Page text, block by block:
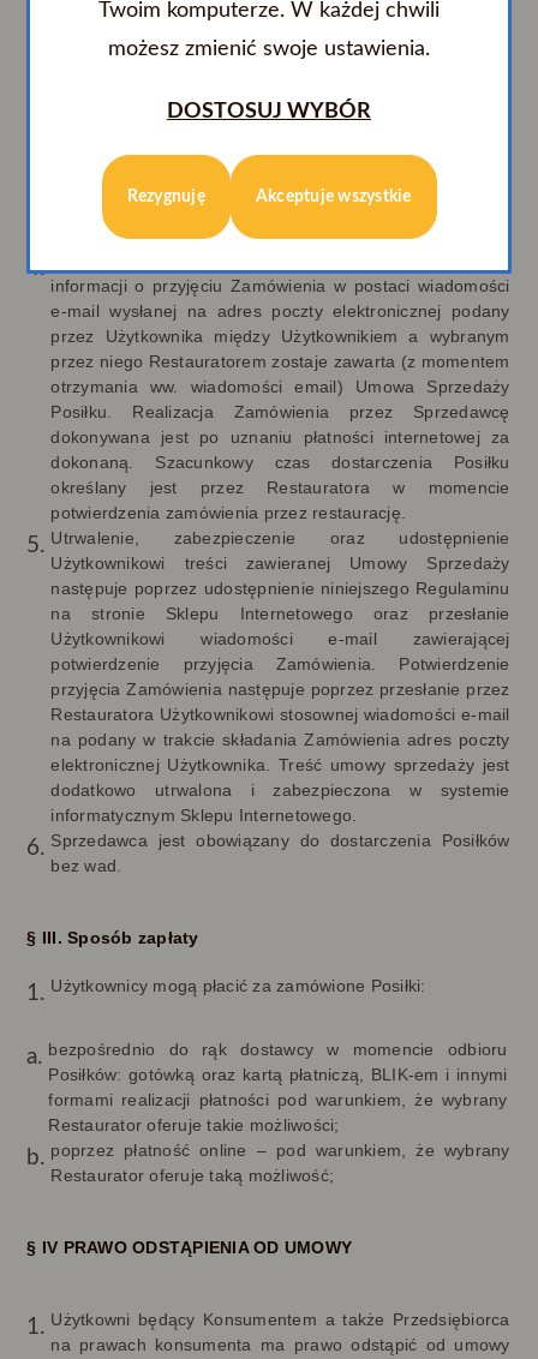
Wysłanie Zamówienia następuje po akceptacji i
istotnych elementów oraz naciśnięciu przycisku
momentu naciśnięcia przycisku „Zamawiam i płacę” -
danych, w tym w zakresie wyboru Posiłku. W tym celu
należy kierować się wyświetlanymi Użytkownikowi
komunikatami oraz informacjami dostępnymi w ramach
Serwisu
informacji o przyjęciu Zamówienia w postaci wiadomości
e-mail wysłanej na adres poczty elektronicznej podany
przez Użytkownika między Użytkownikiem a wybranym
przez niego Restauratorem zostaje zawarta (z momentem
otrzymania ww. wiadomości email) Umowa Sprzedaży
Posiłku. Realizacja Zamówienia przez Sprzedawcę
dokonywana jest po uznaniu płatności internetowej za
dokonaną. Szacunkowy czas dostarczenia Posiłku
określany jest przez Restauratora w momencie
potwierdzenia zamówienia przez restaurację.
Utrwalenie, zabezpieczenie oraz udostępnienie
Użytkownikowi treści zawieranej Umowy Sprzedaży
następuje poprzez udostępnienie niniejszego Regulaminu
na stronie Sklepu Internetowego oraz przesłanie
Użytkownikowi wiadomości e-mail zawierającej
potwierdzenie przyjęcia Zamówienia. Potwierdzenie
przyjęcia Zamówienia następuje poprzez przesłanie przez
Restauratora Użytkownikowi stosownej wiadomości e-mail
na podany w trakcie składania Zamówienia adres poczty
elektronicznej Użytkownika. Treść umowy sprzedaży jest
dodatkowo utrwalona i zabezpieczona w systemie
informatycznym Sklepu Internetowego.
Sprzedawca jest obowiązany do dostarczenia Posiłków
bez wad.
§ III. Sposób zapłaty
Użytkownicy mogą płacić za zamówione Posiłki:
bezpośrednio do rąk dostawcy w momencie odbioru
Posiłków: gotówką oraz kartą płatniczą, BLIK-em i innymi
formami realizacji płatności pod warunkiem, że wybrany
Restaurator oferuje takie możliwości;
poprzez płatność online – pod warunkiem, że wybrany
Restaurator oferuje taką możliwość;
§ IV PRAWO ODSTĄPIENIA OD UMOWY
Użytkowni będący Konsumentem a także Przedsiębiorca
na prawach konsumenta ma prawo odstąpić od umowy
Twoim komputerze. W każdej chwili
możesz zmienić swoje ustawienia.
DOSTOSUJ WYBÓR
Rezygnuję Akceptuje wszystkie